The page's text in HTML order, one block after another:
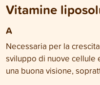
Vitamine
A
Necessaria per la
sviluppo di nuove cellule
una buona visione,